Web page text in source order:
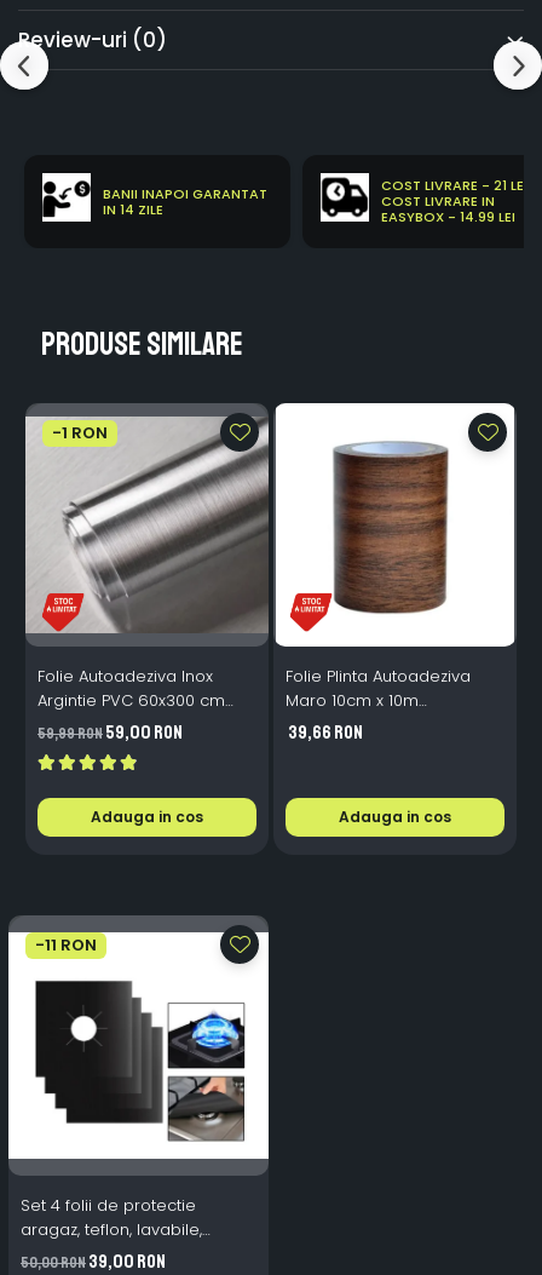
Review-uri (0)
BANII INAPOI GARANTAT
IN 14 ZILE
COST LIVRARE - 21 LEI
COST LIVRARE IN
EASYBOX - 14.99 LEI
Produse similare
-1 RON
Folie Autoadeziva Inox
Argintie PVC 60x300 cm
Bucatarie Mobilier
59,99 RON59,00 RON
Adauga in cos
Folie Plinta Autoadeziva
Maro 10cm x 10m
Impermeabila Perete Scari
39,66 RON
Adauga in cos
-11 RON
Set 4 folii de protectie
aragaz, teflon, lavabile,
reutilizabile, Negru/Gri
50,00 RON39,00 RON